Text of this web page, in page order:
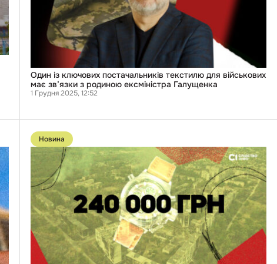
зв’язки
родиною
ексміністра
Галущенка
Один із ключових постачальників текстилю для військових
має зв’язки з родиною ексміністра Галущенка
1 Грудня 2025, 12:52
Перейти
публікації
Торецьку
бої,
місцева
влада
хоче
купити
120
наручних
годинників
Новина